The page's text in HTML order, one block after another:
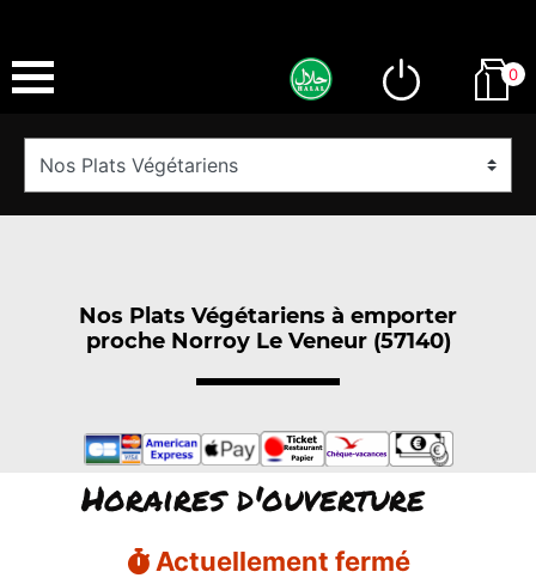
0
Nos Plats Végétariens à emporter
proche Norroy Le Veneur (57140)
Horaires d'ouverture
Actuellement fermé